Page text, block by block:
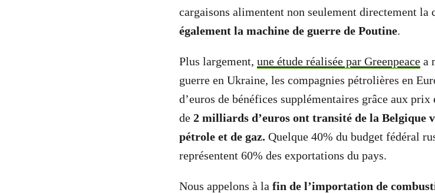
cargaisons alimentent non seulement directement la
également la machine de guerre de Poutine.
Plus largement, une étude réalisée par Greenpeace a
guerre en Ukraine, les compagnies pétrolières en
d’euros de bénéfices supplémentaires grâce aux
de 2 milliards d’euros ont transité de la Belgique
pétrole et de gaz. Quelque 40% du budget fédéral
représentent 60% des exportations du pays.
Nous appelons à la fin de l’importation de